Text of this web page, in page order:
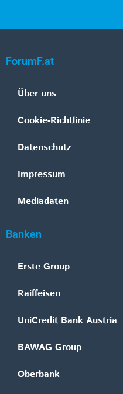
ForumF.at
Über uns
Cookie-Richtlinie
Datenschutz
Impressum
Mediadaten
Banken
Erste Group
Raiffeisen
UniCredit Bank Austria
BAWAG Group
Oberbank